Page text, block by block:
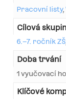
Pracovní listy,
Cílová
6.–7. ročník ZŠ,
Doba trvání
1 vyučovací
Klíčové